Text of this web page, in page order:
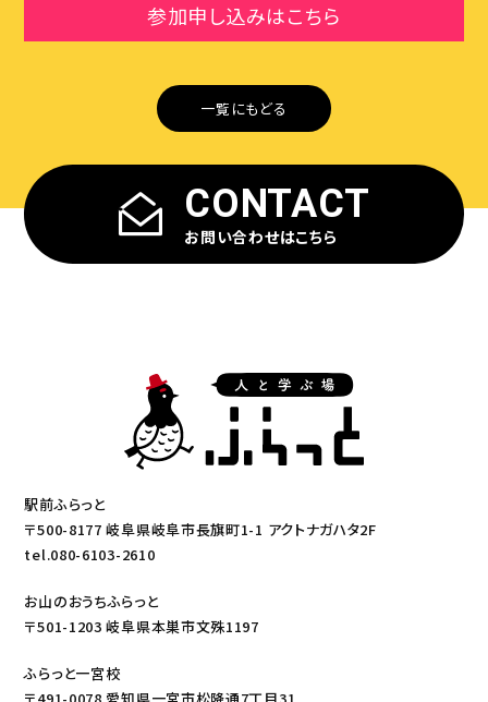
参加申し込みはこちら
一覧にもどる
CONTACT
お問い合わせはこちら
駅前ふらっと
〒500-8177 岐阜県岐阜市長旗町1-1 アクトナガハタ2F
tel.080-6103-2610
お山のおうちふらっと
〒501-1203 岐阜県本巣市文殊1197
ふらっと一宮校
〒491-0078 愛知県一宮市松降通7丁目31